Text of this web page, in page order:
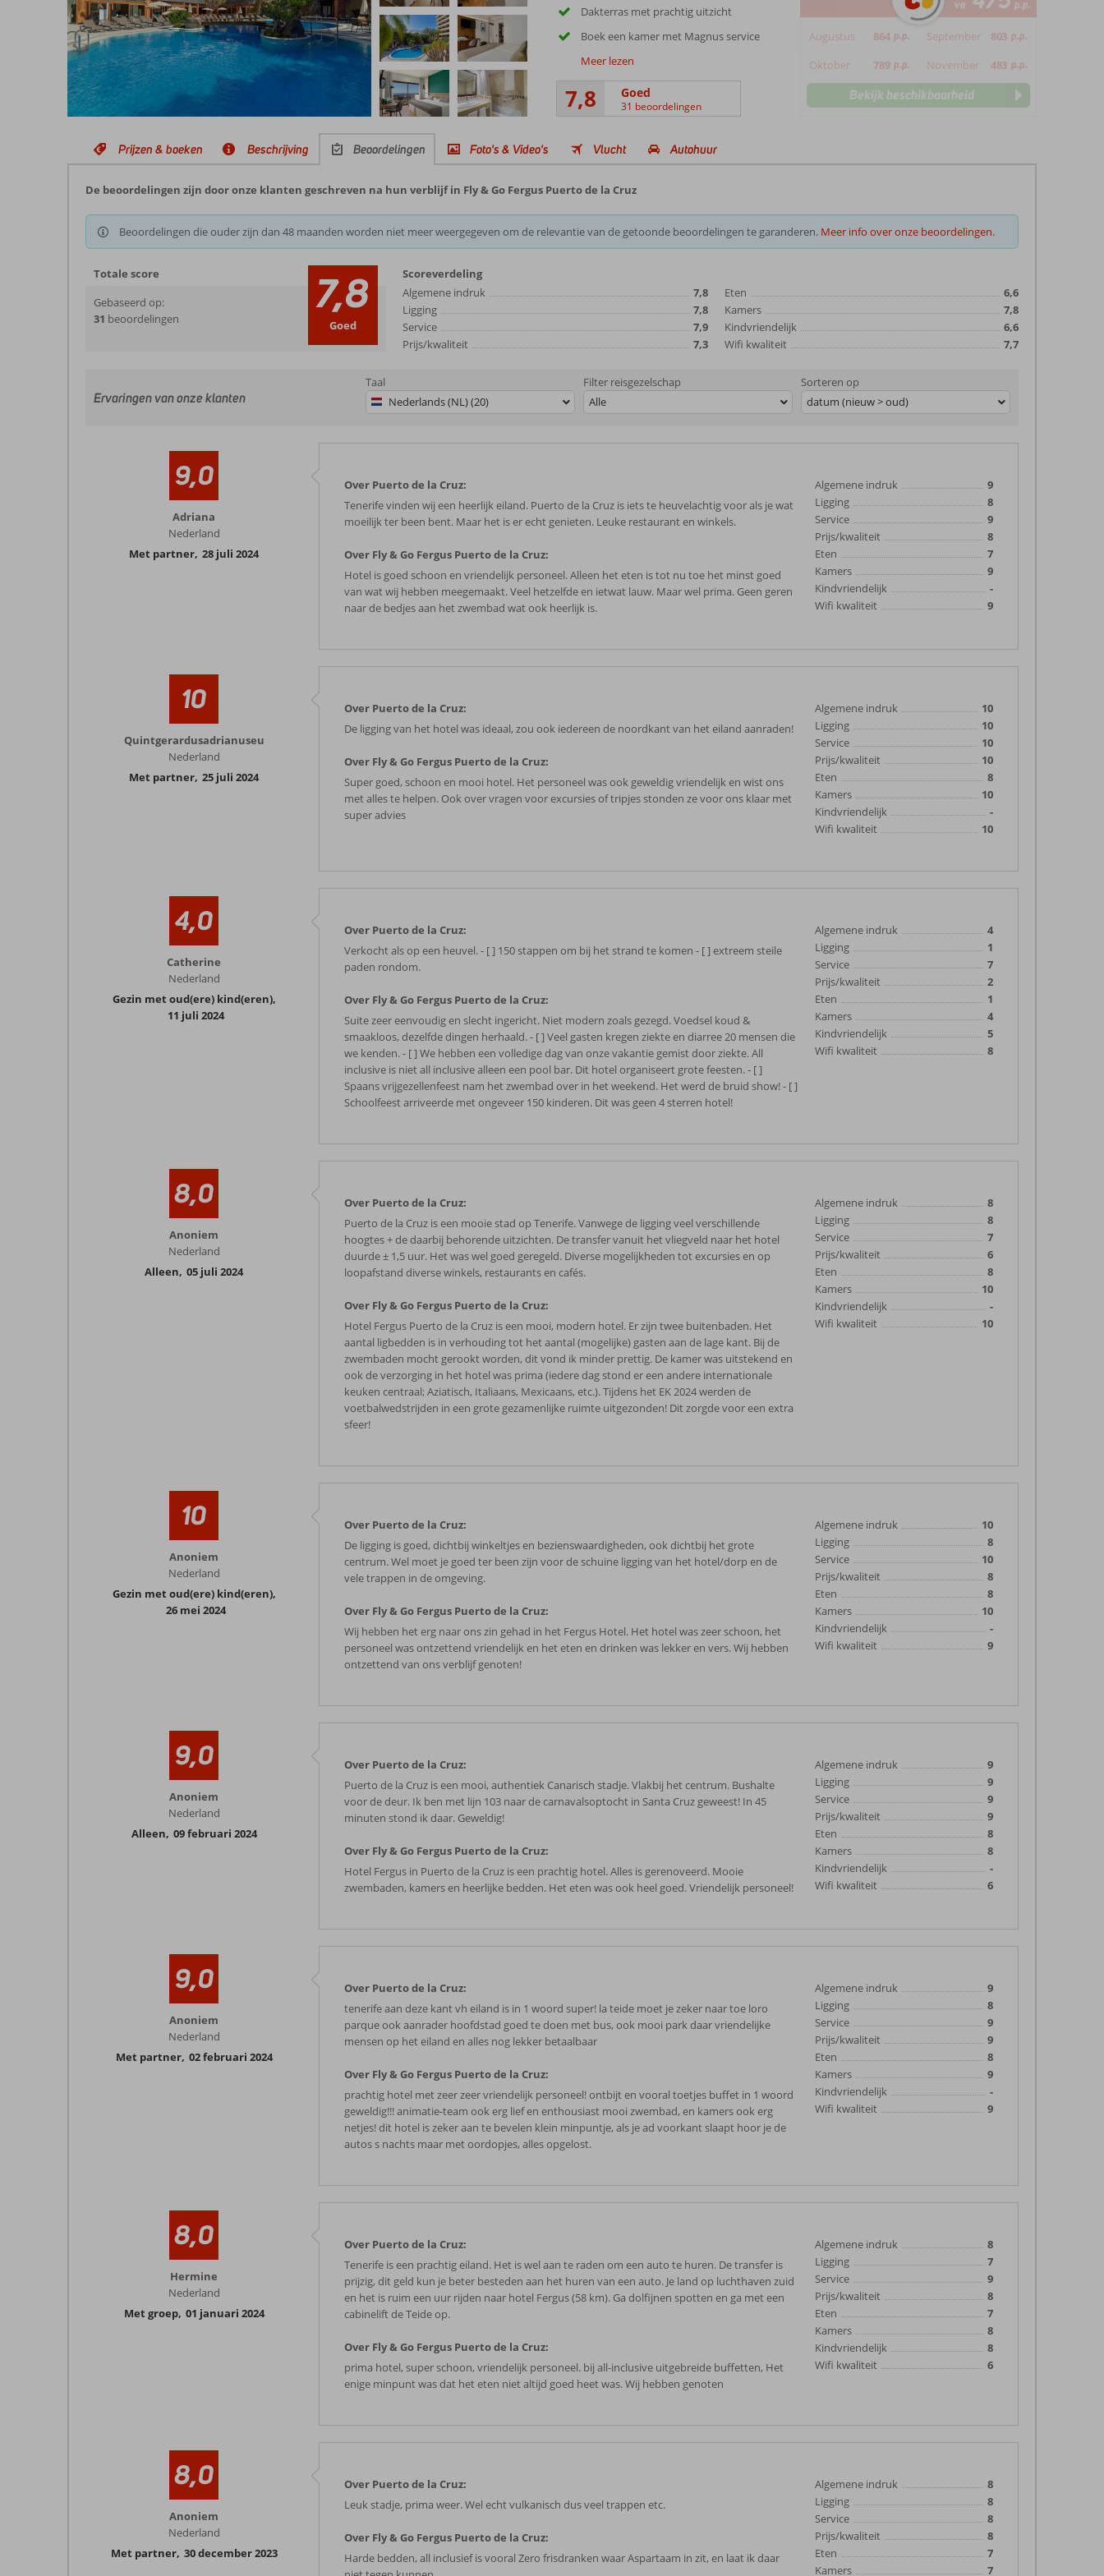
Dakterras met prachtig uitzicht
Boek een kamer met Magnus service
Meer lezen
7,8 Goed
31 beoordelingen
va p.p.
Augustus 864 p.p. September 803 p.p.
Oktober 789 p.p. November 483 p.p.
Bekijk beschikbaarheid
Prijzen & boeken Beschrijving Beoordelingen Foto's & Video's Vlucht Autohuur
De beoordelingen zijn door onze klanten geschreven na hun verblijf in Fly & Go Fergus Puerto de la Cruz
Beoordelingen die ouder zijn dan 48 maanden worden niet meer weergegeven om de relevantie van de getoonde beoordelingen te garanderen. Meer info over onze beoordelingen.
Totale score
Gebaseerd op:
31 beoordelingen 7,8
Goed
Scoreverdeling
Algemene indruk
7,8
Ligging
7,8
Service
7,9
Prijs/kwaliteit
7,3
Eten
6,6
Kamers
7,8
Kindvriendelijk
6,6
Wifi kwaliteit
7,7
Ervaringen van onze klanten
Taal
Nederlands (NL) (20)
Filter reisgezelschap
Alle
Sorteren op
datum (nieuw > oud)
9,0
Adriana
Nederland
Met partner, 28 juli 2024
Over Puerto de la Cruz:
Tenerife vinden wij een heerlijk eiland. Puerto de la Cruz is iets te heuvelachtig voor als je wat
moeilijk ter been bent. Maar het is er echt genieten. Leuke restaurant en winkels.
Over Fly & Go Fergus Puerto de la Cruz:
Hotel is goed schoon en vriendelijk personeel. Alleen het eten is tot nu toe het minst goed
van wat wij hebben meegemaakt. Veel hetzelfde en ietwat lauw. Maar wel prima. Geen geren
naar de bedjes aan het zwembad wat ook heerlijk is.
Algemene indruk
9
Ligging
8
Service
9
Prijs/kwaliteit
8
Eten
7
Kamers
9
Kindvriendelijk
-
Wifi kwaliteit
9
10
Quintgerardusadrianuseu
Nederland
Met partner, 25 juli 2024
Over Puerto de la Cruz:
De ligging van het hotel was ideaal, zou ook iedereen de noordkant van het eiland aanraden!
Over Fly & Go Fergus Puerto de la Cruz:
Super goed, schoon en mooi hotel. Het personeel was ook geweldig vriendelijk en wist ons
met alles te helpen. Ook over vragen voor excursies of tripjes stonden ze voor ons klaar met
super advies
Algemene indruk
10
Ligging
10
Service
10
Prijs/kwaliteit
10
Eten
8
Kamers
10
Kindvriendelijk
-
Wifi kwaliteit
10
4,0
Catherine
Nederland
Gezin met oud(ere) kind(eren),
11 juli 2024
Over Puerto de la Cruz:
Verkocht als op een heuvel. - [ ] 150 stappen om bij het strand te komen - [ ] extreem steile
paden rondom.
Over Fly & Go Fergus Puerto de la Cruz:
Suite zeer eenvoudig en slecht ingericht. Niet modern zoals gezegd. Voedsel koud &
smaakloos, dezelfde dingen herhaald. - [ ] Veel gasten kregen ziekte en diarree 20 mensen die
we kenden. - [ ] We hebben een volledige dag van onze vakantie gemist door ziekte. All
inclusive is niet all inclusive alleen een pool bar. Dit hotel organiseert grote feesten. - [ ]
Spaans vrijgezellenfeest nam het zwembad over in het weekend. Het werd de bruid show! - [ ]
Schoolfeest arriveerde met ongeveer 150 kinderen. Dit was geen 4 sterren hotel!
Algemene indruk
4
Ligging
1
Service
7
Prijs/kwaliteit
2
Eten
1
Kamers
4
Kindvriendelijk
5
Wifi kwaliteit
8
8,0
Anoniem
Nederland
Alleen, 05 juli 2024
Over Puerto de la Cruz:
Puerto de la Cruz is een mooie stad op Tenerife. Vanwege de ligging veel verschillende
hoogtes + de daarbij behorende uitzichten. De transfer vanuit het vliegveld naar het hotel
duurde ± 1,5 uur. Het was wel goed geregeld. Diverse mogelijkheden tot excursies en op
loopafstand diverse winkels, restaurants en cafés.
Over Fly & Go Fergus Puerto de la Cruz:
Hotel Fergus Puerto de la Cruz is een mooi, modern hotel. Er zijn twee buitenbaden. Het
aantal ligbedden is in verhouding tot het aantal (mogelijke) gasten aan de lage kant. Bij de
zwembaden mocht gerookt worden, dit vond ik minder prettig. De kamer was uitstekend en
ook de verzorging in het hotel was prima (iedere dag stond er een andere internationale
keuken centraal; Aziatisch, Italiaans, Mexicaans, etc.). Tijdens het EK 2024 werden de
voetbalwedstrijden in een grote gezamenlijke ruimte uitgezonden! Dit zorgde voor een extra
sfeer!
Algemene indruk
8
Ligging
8
Service
7
Prijs/kwaliteit
6
Eten
8
Kamers
10
Kindvriendelijk
-
Wifi kwaliteit
10
10
Anoniem
Nederland
Gezin met oud(ere) kind(eren),
26 mei 2024
Over Puerto de la Cruz:
De ligging is goed, dichtbij winkeltjes en bezienswaardigheden, ook dichtbij het grote
centrum. Wel moet je goed ter been zijn voor de schuine ligging van het hotel/dorp en de
vele trappen in de omgeving.
Over Fly & Go Fergus Puerto de la Cruz:
Wij hebben het erg naar ons zin gehad in het Fergus Hotel. Het hotel was zeer schoon, het
personeel was ontzettend vriendelijk en het eten en drinken was lekker en vers. Wij hebben
ontzettend van ons verblijf genoten!
Algemene indruk
10
Ligging
8
Service
10
Prijs/kwaliteit
8
Eten
8
Kamers
10
Kindvriendelijk
-
Wifi kwaliteit
9
9,0
Anoniem
Nederland
Alleen, 09 februari 2024
Over Puerto de la Cruz:
Puerto de la Cruz is een mooi, authentiek Canarisch stadje. Vlakbij het centrum. Bushalte
voor de deur. Ik ben met lijn 103 naar de carnavalsoptocht in Santa Cruz geweest! In 45
minuten stond ik daar. Geweldig!
Over Fly & Go Fergus Puerto de la Cruz:
Hotel Fergus in Puerto de la Cruz is een prachtig hotel. Alles is gerenoveerd. Mooie
zwembaden, kamers en heerlijke bedden. Het eten was ook heel goed. Vriendelijk personeel!
Algemene indruk
9
Ligging
9
Service
9
Prijs/kwaliteit
9
Eten
8
Kamers
8
Kindvriendelijk
-
Wifi kwaliteit
6
9,0
Anoniem
Nederland
Met partner, 02 februari 2024
Over Puerto de la Cruz:
tenerife aan deze kant vh eiland is in 1 woord super! la teide moet je zeker naar toe loro
parque ook aanrader hoofdstad goed te doen met bus, ook mooi park daar vriendelijke
mensen op het eiland en alles nog lekker betaalbaar
Over Fly & Go Fergus Puerto de la Cruz:
prachtig hotel met zeer zeer vriendelijk personeel! ontbijt en vooral toetjes buffet in 1 woord
geweldig!!! animatie-team ook erg lief en enthousiast mooi zwembad, en kamers ook erg
netjes! dit hotel is zeker aan te bevelen klein minpuntje, als je ad voorkant slaapt hoor je de
autos s nachts maar met oordopjes, alles opgelost.
Algemene indruk
9
Ligging
8
Service
9
Prijs/kwaliteit
9
Eten
8
Kamers
9
Kindvriendelijk
-
Wifi kwaliteit
9
8,0
Hermine
Nederland
Met groep, 01 januari 2024
Over Puerto de la Cruz:
Tenerife is een prachtig eiland. Het is wel aan te raden om een auto te huren. De transfer is
prijzig, dit geld kun je beter besteden aan het huren van een auto. Je land op luchthaven zuid
en het is ruim een uur rijden naar hotel Fergus (58 km). Ga dolfijnen spotten en ga met een
cabinelift de Teide op.
Over Fly & Go Fergus Puerto de la Cruz:
prima hotel, super schoon, vriendelijk personeel. bij all-inclusive uitgebreide buffetten, Het
enige minpunt was dat het eten niet altijd goed heet was. Wij hebben genoten
Algemene indruk
8
Ligging
7
Service
9
Prijs/kwaliteit
8
Eten
7
Kamers
8
Kindvriendelijk
8
Wifi kwaliteit
6
8,0
Anoniem
Nederland
Met partner, 30 december 2023
Over Puerto de la Cruz:
Leuk stadje, prima weer. Wel echt vulkanisch dus veel trappen etc.
Over Fly & Go Fergus Puerto de la Cruz:
Harde bedden, all inclusief is vooral Zero frisdranken waar Aspartaam in zit, en laat ik daar
Algemene indruk
8
Ligging
8
Service
8
Prijs/kwaliteit
8
Eten
7
Kamers
7